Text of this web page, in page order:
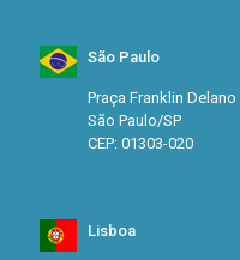
São Paulo
Praça Franklin
São Paulo/SP
CEP: 01303-020
Lisboa